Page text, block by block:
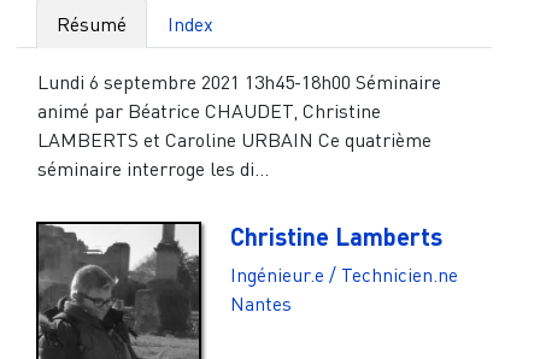
Résumé Index
Lundi 6 septembre 2021 13h45-18h00 Séminaire
animé par Béatrice CHAUDET, Christine
LAMBERTS et Caroline URBAIN Ce quatrième
séminaire interroge les di...
Christine Lamberts
Ingénieur.e / Technicien.ne
Nantes